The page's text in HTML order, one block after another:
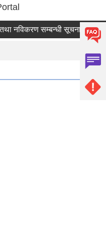
सम्बन्धी सूचना आ.व.